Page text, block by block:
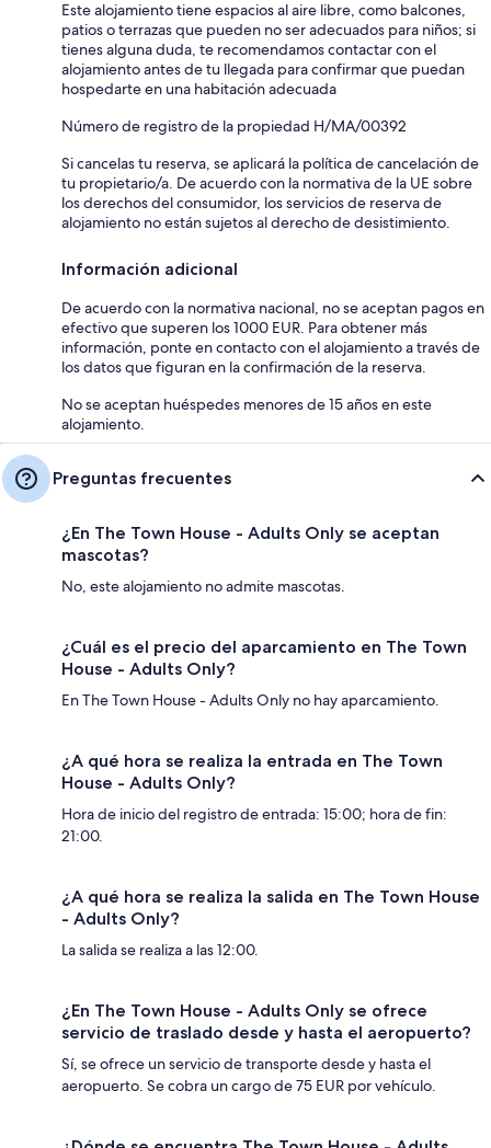
Este alojamiento tiene espacios al aire libre, como balcones,
patios o terrazas que pueden no ser adecuados para niños; si
tienes alguna duda, te recomendamos contactar con el
alojamiento antes de tu llegada para confirmar que puedan
hospedarte en una habitación adecuada
Número de registro de la propiedad H/MA/00392
Si cancelas tu reserva, se aplicará la política de cancelación de
tu propietario/a. De acuerdo con la normativa de la UE sobre
los derechos del consumidor, los servicios de reserva de
alojamiento no están sujetos al derecho de desistimiento.
Información adicional
De acuerdo con la normativa nacional, no se aceptan pagos en
efectivo que superen los 1000 EUR. Para obtener más
información, ponte en contacto con el alojamiento a través de
los datos que figuran en la confirmación de la reserva.
No se aceptan huéspedes menores de 15 años en este
alojamiento.
Preguntas frecuentes
¿En The Town House - Adults Only se aceptan
mascotas?
No, este alojamiento no admite mascotas.
¿Cuál es el precio del aparcamiento en The Town
House - Adults Only?
En The Town House - Adults Only no hay aparcamiento.
¿A qué hora se realiza la entrada en The Town
House - Adults Only?
Hora de inicio del registro de entrada: 15:00; hora de fin:
21:00.
¿A qué hora se realiza la salida en The Town House
- Adults Only?
La salida se realiza a las 12:00.
¿En The Town House - Adults Only se ofrece
servicio de traslado desde y hasta el aeropuerto?
Sí, se ofrece un servicio de transporte desde y hasta el
aeropuerto. Se cobra un cargo de 75 EUR por vehículo.